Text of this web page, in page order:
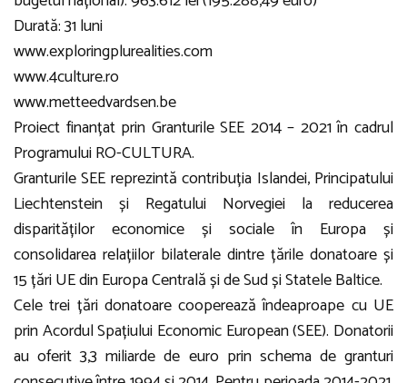
Durată: 31 luni
www.exploringplurealities.com
www.4culture.ro
www.metteedvardsen.be
Proiect finanțat prin Granturile SEE 2014 – 2021 în cadrul
Programului RO-CULTURA.
Granturile SEE reprezintă contribuția Islandei, Principatului
Liechtenstein și Regatului Norvegiei la reducerea
disparităților economice și sociale în Europa și
consolidarea relațiilor bilaterale dintre țările donatoare și
15 țări UE din Europa Centrală și de Sud și Statele Baltice.
Cele trei țări donatoare cooperează îndeaproape cu UE
prin Acordul Spațiului Economic European (SEE). Donatorii
au oferit 3,3 miliarde de euro prin schema de granturi